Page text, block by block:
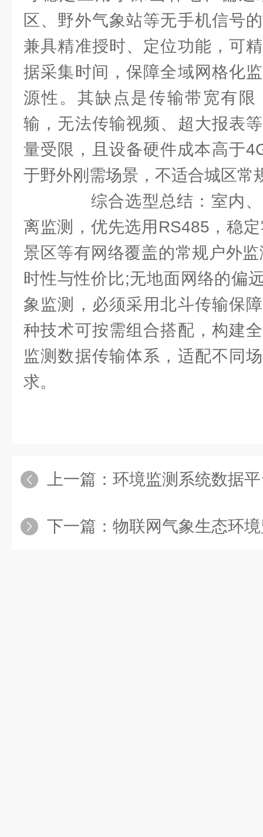
区、野外气象站等无手机信号
兼具精准授时、定位功能，可
据采集时间，保障全域网格化
源性。其缺点是传输带宽有限
输，无法传输视频、超大报表
量受限，且设备硬件成本高于
于野外刚需场景，不适合城区常
综合选型总结：室内、
离监测，优先选用RS485，稳
景区等有网络覆盖的常规户外
时性与性价比;无地面网络的偏
象监测，必须采用北斗传输保
种技术可按需组合搭配，构建
监测数据传输体系，适配不同
求。
上一篇： 环境监测系统数据平台功能
下一篇： 物联网气象生态环境监测系统优